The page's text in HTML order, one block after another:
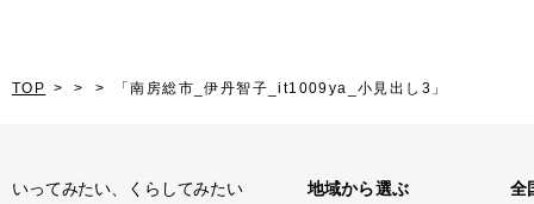
TOP 「南房総市_伊丹智子_it1009ya_小見出し3」
いってみたい、くらしてみたい 地域から選ぶ 全